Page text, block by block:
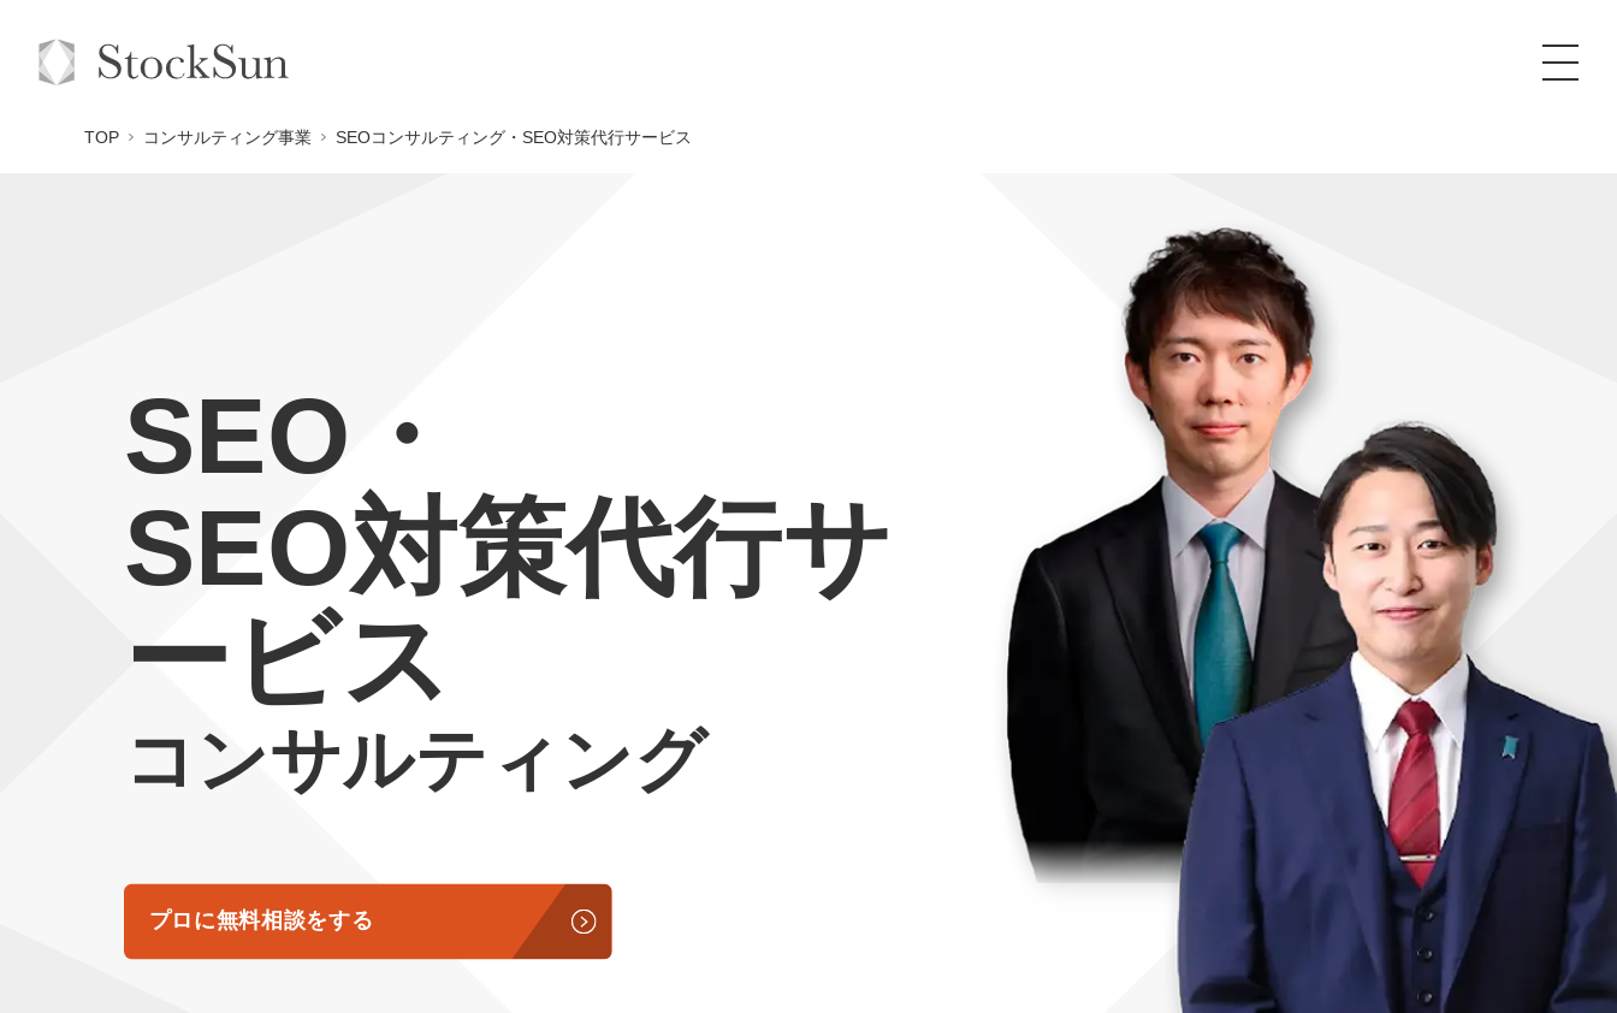
コンサルタント一覧
品質ガイドライン
社内コンペ
定額制Webマーケティング代行『マキトルくん』
定額制営業代行『カリトルくん』
定額制採用代行・RPO『トルトルくん』
営業改善特化の動画制作『動画でカリトルくん』
定額LINE運用代行『LINEマキトルくん』
格安でAI導入支援『あいのりAI』
拡散付1日密着動画制作『まるごと社長』
1本無料で記事を制作『SEOトライアル』
定額制LP制作・改善『最強LP』
採用YouTubeチャンネル構築『トリトル』
料金表 広告運用
YouTubeディレクター
代表メッセージ（岩野圭佑）
取締役メッセージ（株本祐己）
業務委託
動画ディレクター
TOP コンサルティング事業 SEOコンサルティング・SEO対策代行サービス
SEO・
SEO対策代行サ
ービス
コンサルティング
プロに無料相談をする